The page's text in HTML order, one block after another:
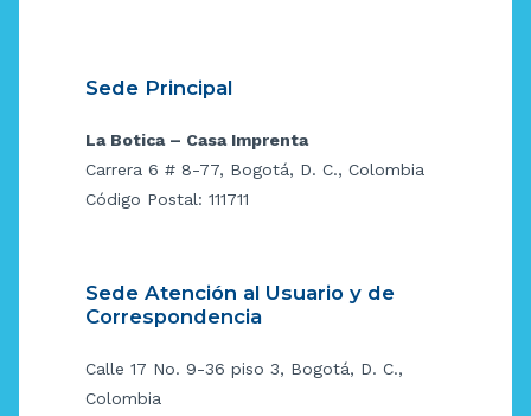
Sede Principal
La Botica – Casa Imprenta
Carrera 6 # 8-77, Bogotá, D. C., Colombia
Código Postal: 111711
Sede Atención al Usuario y de
Correspondencia
Calle 17 No. 9-36 piso 3, Bogotá, D. C.,
Colombia